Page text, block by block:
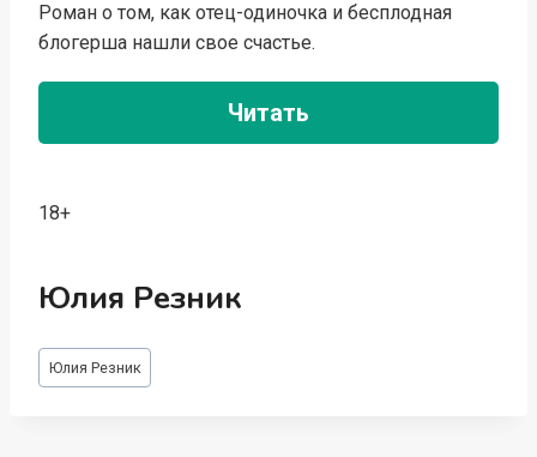
Роман о том, как отец-одиночка и бесплодная
блогерша нашли свое счастье.
Читать
18+
Юлия Резник
Метки
записи:
Юлия Резник